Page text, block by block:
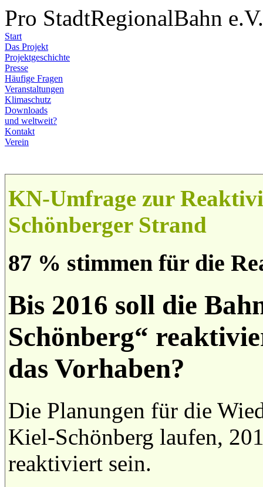
Pro StadtRegionalBahn e.V.
Start
Das Projekt
Projektgeschichte
Presse
Häufige Fragen
Veranstaltungen
Klimaschutz
Downloads
und weltweit?
Kontakt
Verein
KN-Umfrage zur
Schönberger Strand
87 % stimmen für die
Bis 2016 soll die
Schönberg“
das Vorhaben?
Die Planungen für die
Kiel-Schönberg laufen,
reaktiviert sein.